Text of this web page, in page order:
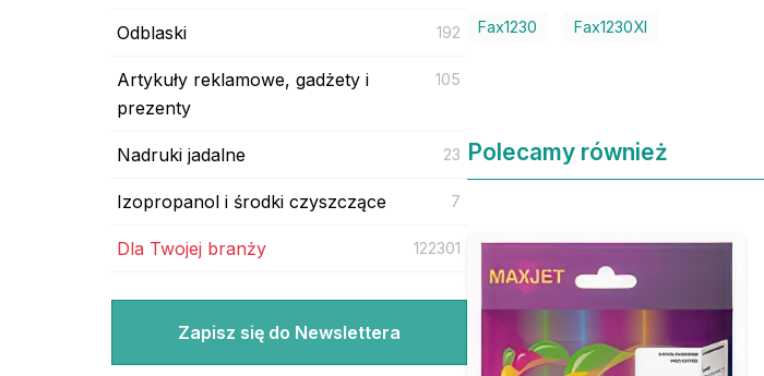
Odblaski 192
Artykuły reklamowe, gadżety i
prezenty
105
Nadruki jadalne 23
Izopropanol i środki czyszczące 7
Dla Twojej branży 122301
Zapisz się do Newslettera
Fax1230 Fax1230XI
Polecamy również